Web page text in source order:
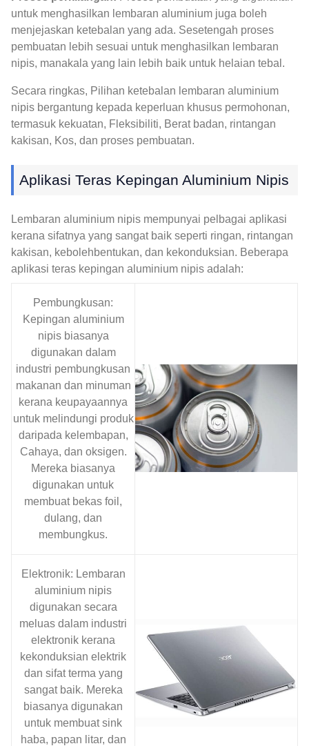
untuk menghasilkan lembaran aluminium juga boleh
menjejaskan ketebalan yang ada. Sesetengah proses
pembuatan lebih sesuai untuk menghasilkan lembaran
nipis, manakala yang lain lebih baik untuk helaian tebal.
Secara ringkas, Pilihan ketebalan lembaran aluminium
nipis bergantung kepada keperluan khusus permohonan,
termasuk kekuatan, Fleksibiliti, Berat badan, rintangan
kakisan, Kos, dan proses pembuatan.
Aplikasi Teras Kepingan Aluminium Nipis
Lembaran aluminium nipis mempunyai pelbagai aplikasi
kerana sifatnya yang sangat baik seperti ringan, rintangan
kakisan, kebolehbentukan, dan kekonduksian. Beberapa
aplikasi teras kepingan aluminium nipis adalah:
Pembungkusan:
Kepingan aluminium
nipis biasanya
digunakan dalam
industri pembungkusan
makanan dan minuman
kerana keupayaannya
untuk melindungi produk
daripada kelembapan,
Cahaya, dan oksigen.
Mereka biasanya
digunakan untuk
membuat bekas foil,
dulang, dan
membungkus.
Elektronik: Lembaran
aluminium nipis
digunakan secara
meluas dalam industri
elektronik kerana
kekonduksian elektrik
dan sifat terma yang
sangat baik. Mereka
biasanya digunakan
untuk membuat sink
haba, papan litar, dan